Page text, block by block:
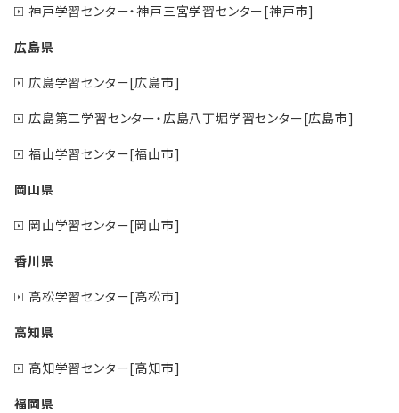
神戸学習センター・神戸三宮学習センター[神戸市]
広島県
広島学習センター[広島市]
広島第二学習センター・広島八丁堀学習センター[広島市]
福山学習センター[福山市]
岡山県
岡山学習センター[岡山市]
香川県
高松学習センター[高松市]
高知県
高知学習センター[高知市]
福岡県